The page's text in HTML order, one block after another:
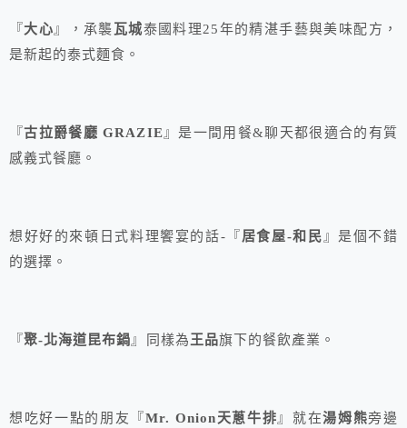
『大心』，承襲 瓦城泰國料理25年的精湛手藝與美味配方，
是新起的泰式麵食。
『古拉爵餐廳 GRAZIE』是一間用餐&聊天都很適合的有質
感義式餐廳。
想好好的來頓日式料理饗宴的話-『居食屋-和民』是個不錯
的選擇。
『聚-北海道昆布鍋』同樣為王品旗下的餐飲產業。
想吃好一點的朋友『Mr. Onion天蔥牛排』就在湯姆熊旁邊